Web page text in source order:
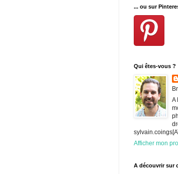
... ou sur
Qui êtes-vous ?
A
Afficher mon
A découvrir sur